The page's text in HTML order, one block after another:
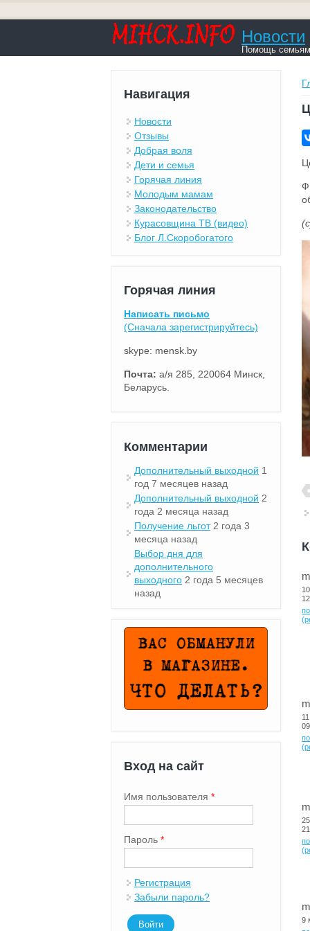
Новости
Помощь
9
Навигация
Новости
Отзывы
Добрая воля
Дети и семья
Горячая линия
Молодым мамам
Законодательство
Курасовщина ТВ (видео)
Блог Л.Скоробогатого
Горячая линия
Написать письмо
(Сначала зарегистрируйтесь)
skype: mensk.by
Почта: а/я 285, 220064 Минск,
Беларусь.
Комментарии
Дополнительный выходной 1
год 7 месяцев назад
Дополнительный выходной 2
года 2 месяца назад
Получение льгот 2 года 3
месяца назад
Выбор дня для
дополнительного
выходного 2 года 5 месяцев
назад
Вход на сайт
Имя пользователя *
Пароль *
Регистрация
Забыли пароль?